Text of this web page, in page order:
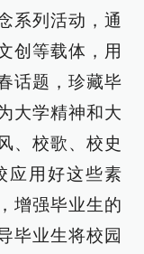
系列活动，通
创等载体，用
话题，珍藏毕
大学精神和大
、校歌、校史
应用好这些素
增强毕业生的
毕业生将校园